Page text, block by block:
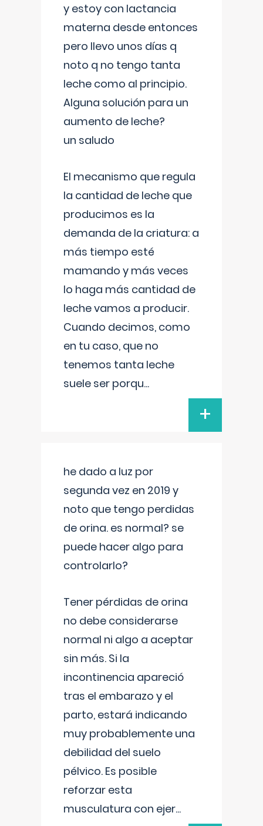
y estoy con lactancia
materna desde entonces
pero llevo unos días q
noto q no tengo tanta
leche como al principio.
Alguna solución para un
aumento de leche?
un saludo
El mecanismo que regula
la cantidad de leche que
producimos es la
demanda de la criatura: a
más tiempo esté
mamando y más veces
lo haga más cantidad de
leche vamos a producir.
Cuando decimos, como
en tu caso, que no
tenemos tanta leche
suele ser porqu...
+
he dado a luz por
segunda vez en 2019 y
noto que tengo perdidas
de orina. es normal? se
puede hacer algo para
controlarlo?
Tener pérdidas de orina
no debe considerarse
normal ni algo a aceptar
sin más. Si la
incontinencia apareció
tras el embarazo y el
parto, estará indicando
muy probablemente una
debilidad del suelo
pélvico. Es posible
reforzar esta
musculatura con ejer...